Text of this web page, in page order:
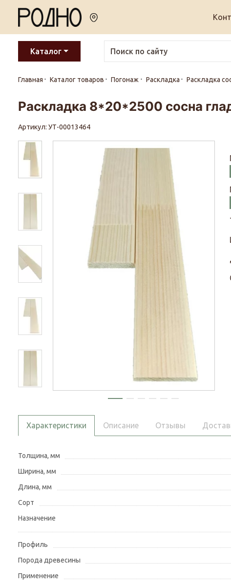
Каталог
Главная Каталог товаров Погонаж Раскладка Раскладка
Раскладка 8*20*2500 сосна
Артикул: УТ-00013464
Характеристики Описание Отзывы
Толщина, мм
Ширина, мм
Длина, мм
Сорт
Назначение
Профиль
Порода древесины
Применение